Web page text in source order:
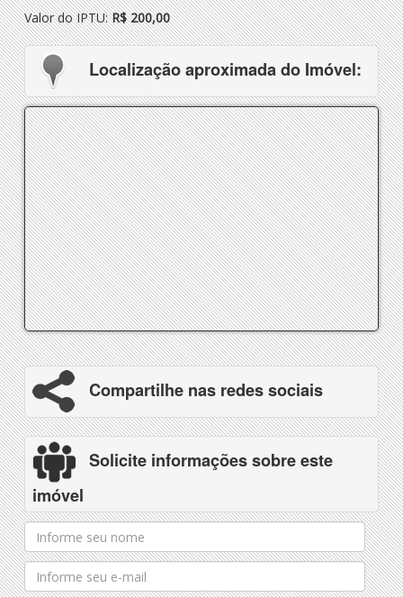
Valor do IPTU:R$ 200,00
Localização aproximada do Imóvel:
Compartilhe nas redes sociais
Solicite informações sobre este
imóvel